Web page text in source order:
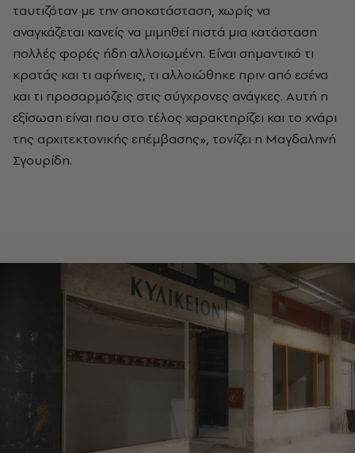
ταυτιζόταν με την αποκατάσταση, χωρίς να
αναγκάζεται κανείς να μιμηθεί πιστά μια κατάσταση
πολλές φορές ήδη αλλοιωμένη. Είναι σημαντικό τι
κρατάς και τι αφήνεις, τι αλλοιώθηκε πριν από εσένα
και τι προσαρμόζεις στις σύγχρονες ανάγκες. Αυτή η
εξίσωση είναι που στο τέλος χαρακτηρίζει και το χνάρι
της αρχιτεκτονικής επέμβασης», τονίζει η Μαγδαληνή
Σγουρίδη.